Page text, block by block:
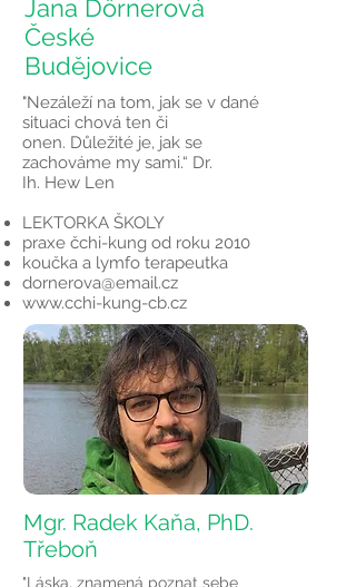
Jana Dörnerová
České
Budějovice
"Nezáleží na tom, jak se v dané
situaci chová ten či
onen. Důležité je, jak se
zachováme my sami.“ Dr.
Ih. Hew Len
LEKTORKA ŠKOLY
praxe čchi-kung od roku 2010
koučka a lymfo terapeutka
dornerova@email.cz
www.cchi-kung-cb.cz
Mgr. Radek Kaňa, PhD.
Třeboň
"Láska, znamená poznat sebe